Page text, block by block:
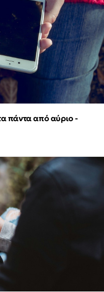
πάντα από αύριο -